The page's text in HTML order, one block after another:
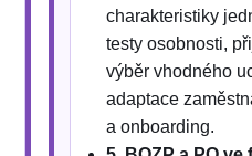
charakteristiky
testy osobnosti,
výběr vhodného
adaptace
a onboarding.